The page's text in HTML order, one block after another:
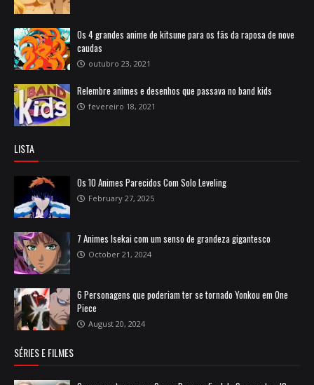
Os 4 grandes anime de kitsune para os fãs da raposa de nove
caudas
outubro 23, 2021
Relembre animes e desenhos que passava no band kids
fevereiro 18, 2021
LISTA
Os 10 Animes Parecidos Com Solo Leveling
February 27, 2025
7 Animes Isekai com um senso de grandeza gigantesco
October 21, 2024
6 Personagens que poderiam ter se tornado Yonkou em One
Piece
August 20, 2024
SÉRIES E FILMES